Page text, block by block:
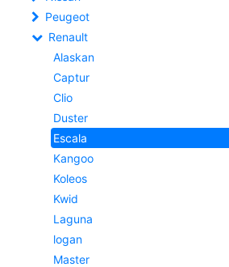
Peugeot
Renault
Alaskan
Captur
Clio
Duster
Escala
Kangoo
Koleos
Kwid
Laguna
logan
Master